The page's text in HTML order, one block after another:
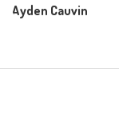
Ayden Cauvin